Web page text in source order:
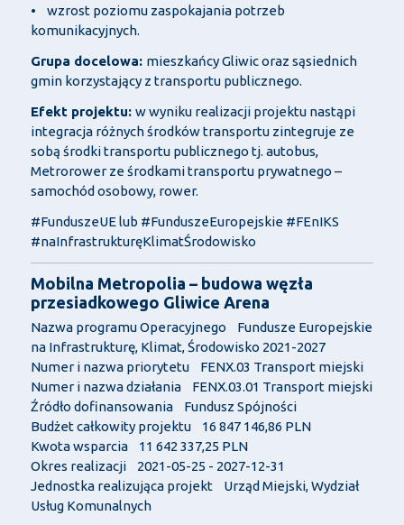
• wzrost poziomu zaspokajania potrzeb
komunikacyjnych.
Grupa docelowa: mieszkańcy Gliwic oraz sąsiednich
gmin korzystający z transportu publicznego.
Efekt projektu: w wyniku realizacji projektu nastąpi
integracja różnych środków transportu zintegruje ze
sobą środki transportu publicznego tj. autobus,
Metrorower ze środkami transportu prywatnego –
samochód osobowy, rower.
#FunduszeUE lub #FunduszeEuropejskie #FEnIKS
#naInfrastrukturęKlimatŚrodowisko
Mobilna Metropolia – budowa węzła
przesiadkowego Gliwice Arena
Nazwa programu Operacyjnego Fundusze Europejskie
na Infrastrukturę, Klimat, Środowisko 2021-2027
Numer i nazwa priorytetu FENX.03 Transport miejski
Numer i nazwa działania FENX.03.01 Transport miejski
Źródło dofinansowania Fundusz Spójności
Budżet całkowity projektu 16 847 146,86 PLN
Kwota wsparcia 11 642 337,25 PLN
Okres realizacji 2021-05-25 - 2027-12-31
Jednostka realizująca projekt Urząd Miejski, Wydział
Usług Komunalnych